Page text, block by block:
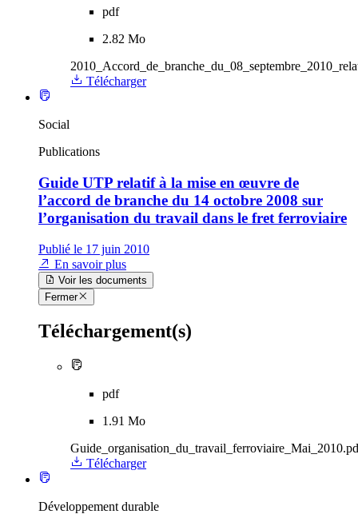
pdf
2.82 Mo
Télécharger
Social
Publications
Guide UTP relatif à la mise en œuvre de
l’accord de branche du 14 octobre 2008 sur
l’organisation du travail dans le fret ferroviaire
Publié le 17 juin 2010
En savoir plus
Voir les documents
Fermer
Téléchargement(s)
pdf
1.91 Mo
Télécharger
Développement durable